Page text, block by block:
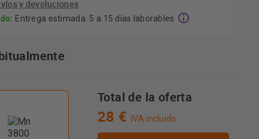
y devoluciones
Entrega estimada: 5 a 15 días laborables
Total de la oferta
28 € IVA incluido